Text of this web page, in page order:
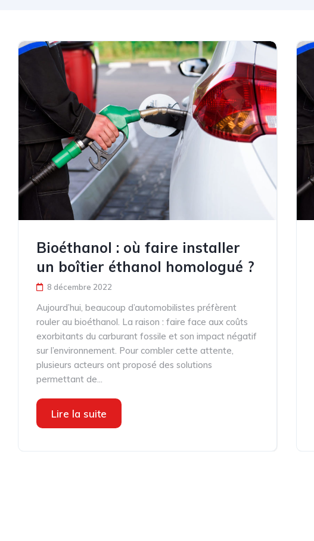
Bioéthanol : où faire installer
un boîtier éthanol homologué ?
8 décembre 2022
Aujourd’hui, beaucoup d’automobilistes préfèrent
rouler au bioéthanol. La raison : faire face aux coûts
exorbitants du carburant fossile et son impact négatif
sur l’environnement. Pour combler cette attente,
plusieurs acteurs ont proposé des solutions
permettant de...
Lire la suite